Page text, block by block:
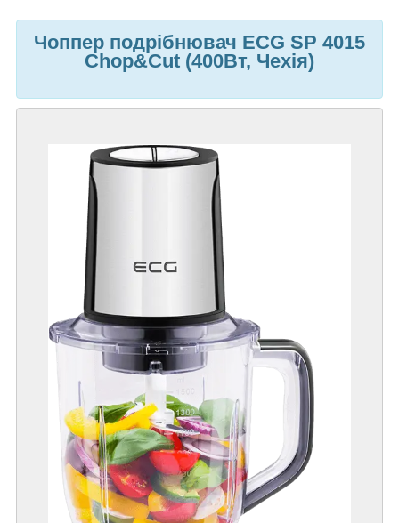
Чоппер подрібнювач ECG SP 4015
Chop&Cut (400Вт, Чехія)